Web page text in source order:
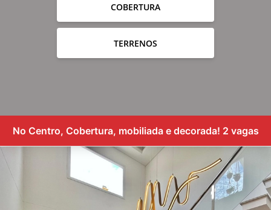
COBERTURA
TERRENOS
No Centro, Cobertura, mobiliada e decorada! 2 vagas